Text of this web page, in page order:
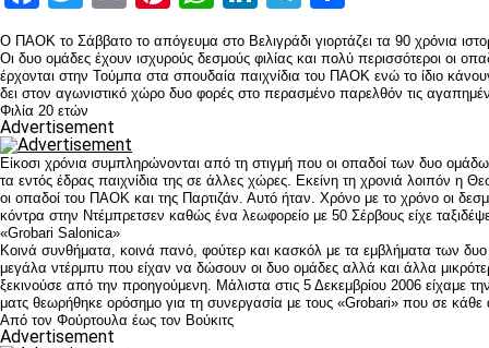
Ο ΠΑΟΚ το Σάββατο το απόγευμα στο Βελιγράδι γιορτάζει τα 90 χρόνια
Οι δυο ομάδες έχουν ισχυρούς δεσμούς φιλίας και πολύ περισσότεροι οι
έρχονται στην Τούμπα στα σπουδαία παιχνίδια του ΠΑΟΚ ενώ το ίδιο
δει στον αγωνιστικό χώρο δυο φορές στο περασμένο παρελθόν τις
Φιλία 20 ετών
Advertisement
Είκοσι χρόνια συμπληρώνονται από τη στιγμή που οι οπαδοί των δυο
τα εντός έδρας παιχνίδια της σε άλλες χώρες. Εκείνη τη χρονιά λοιπόν η
οι οπαδοί του ΠΑΟΚ και της Παρτιζάν. Αυτό ήταν. Χρόνο με το χρόνο οι
κόντρα στην Ντέμπρετσεν καθώς ένα λεωφορείο με 50 Σέρβους είχε
«Grobari Salonica»
Κοινά συνθήματα, κοινά πανό, φούτερ και κασκόλ με τα εμβλήματα των
μεγάλα ντέρμπυ που είχαν να δώσουν οι δυο ομάδες αλλά και άλλα
ξεκινούσε από την προηγούμενη. Μάλιστα στις 5 Δεκεμβρίου 2006
ματς θεωρήθηκε ορόσημο για τη συνεργασία με τους «Grobari» που σε
Από τον Φούρτουλα έως τον Βούκιτς
Advertisement